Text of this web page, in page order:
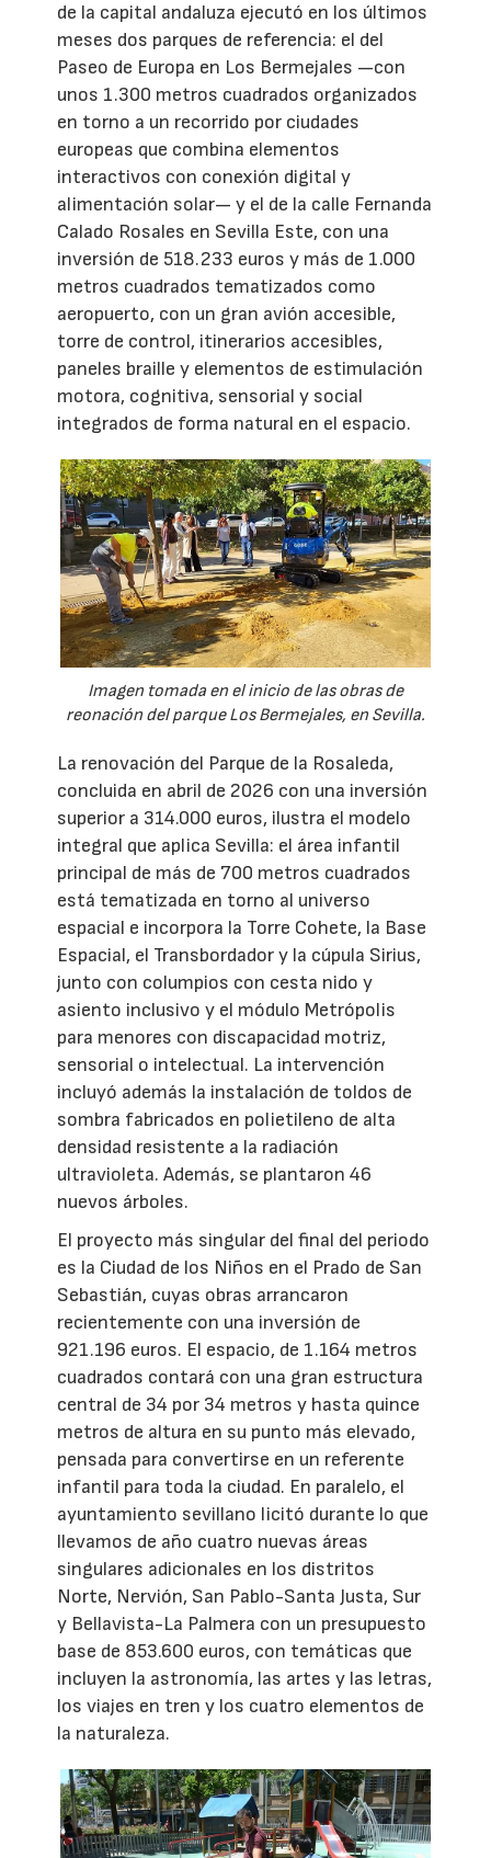
de la capital andaluza ejecutó en los últimos
meses dos parques de referencia: el del
Paseo de Europa en Los Bermejales —con
unos 1.300 metros cuadrados organizados
en torno a un recorrido por ciudades
europeas que combina elementos
interactivos con conexión digital y
alimentación solar— y el de la calle Fernanda
Calado Rosales en Sevilla Este, con una
inversión de 518.233 euros y más de 1.000
metros cuadrados tematizados como
aeropuerto, con un gran avión accesible,
torre de control, itinerarios accesibles,
paneles braille y elementos de estimulación
motora, cognitiva, sensorial y social
integrados de forma natural en el espacio.
Imagen tomada en el inicio de las obras de
reonación del parque Los Bermejales, en Sevilla.
La renovación del Parque de la Rosaleda,
concluida en abril de 2026 con una inversión
superior a 314.000 euros, ilustra el modelo
integral que aplica Sevilla: el área infantil
principal de más de 700 metros cuadrados
está tematizada en torno al universo
espacial e incorpora la Torre Cohete, la Base
Espacial, el Transbordador y la cúpula Sirius,
junto con columpios con cesta nido y
asiento inclusivo y el módulo Metrópolis
para menores con discapacidad motriz,
sensorial o intelectual. La intervención
incluyó además la instalación de toldos de
sombra fabricados en polietileno de alta
densidad resistente a la radiación
ultravioleta. Además, se plantaron 46
nuevos árboles.
El proyecto más singular del final del periodo
es la Ciudad de los Niños en el Prado de San
Sebastián, cuyas obras arrancaron
recientemente con una inversión de
921.196 euros. El espacio, de 1.164 metros
cuadrados contará con una gran estructura
central de 34 por 34 metros y hasta quince
metros de altura en su punto más elevado,
pensada para convertirse en un referente
infantil para toda la ciudad. En paralelo, el
ayuntamiento sevillano licitó durante lo que
llevamos de año cuatro nuevas áreas
singulares adicionales en los distritos
Norte, Nervión, San Pablo-Santa Justa, Sur
y Bellavista-La Palmera con un presupuesto
base de 853.600 euros, con temáticas que
incluyen la astronomía, las artes y las letras,
los viajes en tren y los cuatro elementos de
la naturaleza.